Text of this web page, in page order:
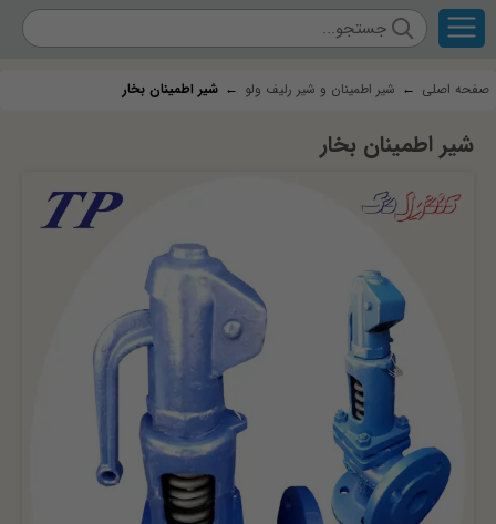
صفحه اصلی ← شیر اطمینان و شیر رلیف ولو ← شیر اطمینان بخار
شیر اطمینان بخار